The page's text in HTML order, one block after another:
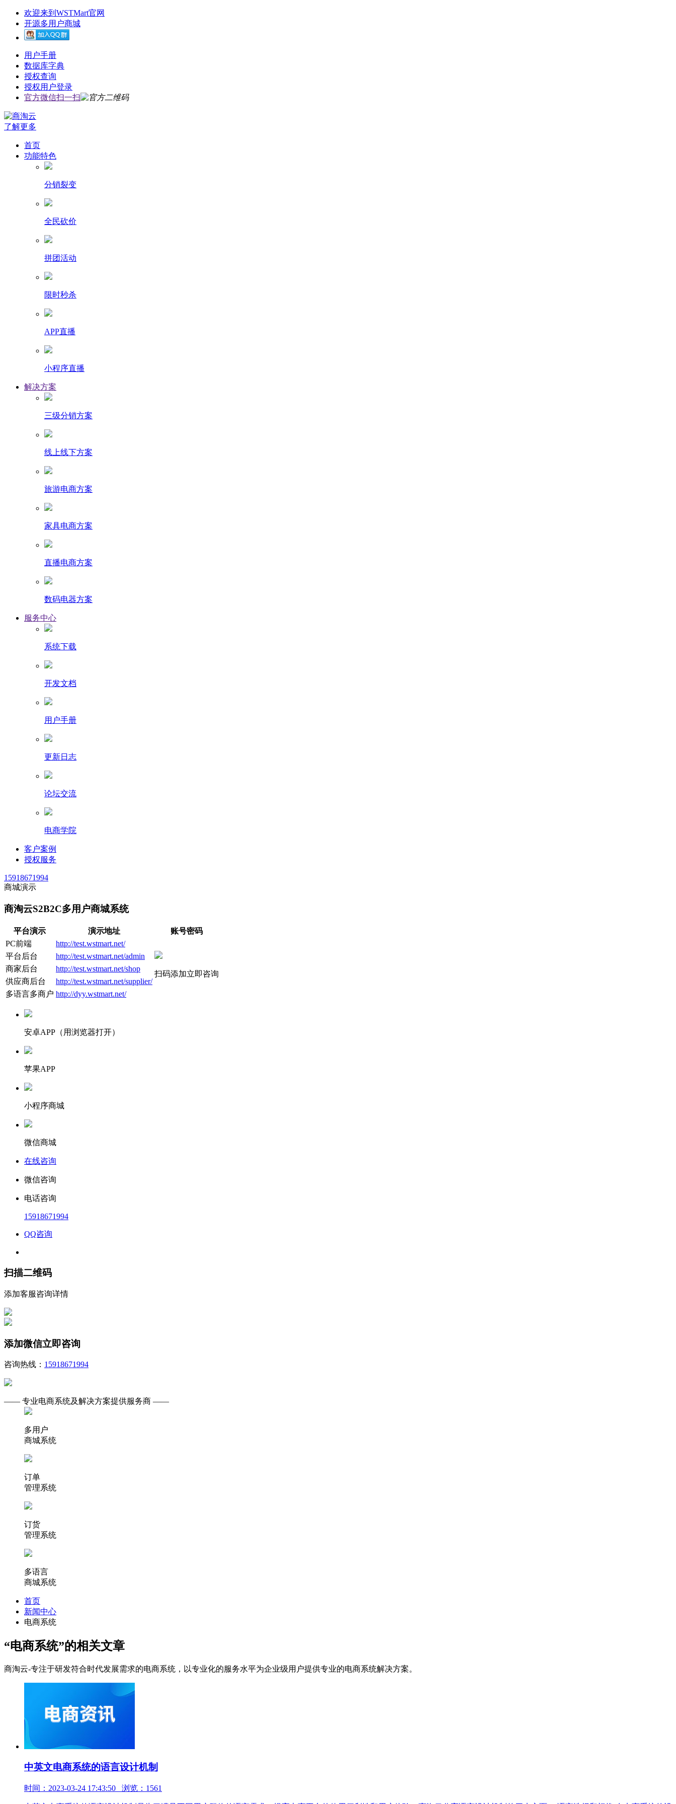
欢迎来到WSTMart官网
开源多用户商城
用户手册
数据库字典
授权查询
授权用户登录
官方微信扫一扫
了解更多
首页
功能特色
分销裂变
全民砍价
拼团活动
限时秒杀
APP直播
小程序直播
解决方案
三级分销方案
线上线下方案
旅游电商方案
家具电商方案
直播电商方案
数码电器方案
服务中心
系统下载
开发文档
用户手册
更新日志
论坛交流
电商学院
客户案例
授权服务
15918671994
商城演示
商淘云S2B2C多用户商城系统
平台演示 演示地址
账号密码
PC前端
http://test.wstmart.net/
扫码添加立即咨询
平台后台
http://test.wstmart.net/admin
商家后台
http://test.wstmart.net/shop
供应商后台
http://test.wstmart.net/supplier/
多语言多商户 http://dyy.wstmart.net/
安卓APP（用浏览器打开）
苹果APP
小程序商城
微信商城
在线咨询
微信咨询
电话咨询
15918671994
QQ咨询
扫描二维码
添加客服咨询详情
添加微信立即咨询
咨询热线： 15918671994
—— 专业电商系统及解决方案提供服务商 ——
多用户
商城系统
订单
管理系统
订货
管理系统
多语言
商城系统
首页
新闻中心
电商系统
“电商系统”的相关文章
商淘云-专注于研发符合时代发展需求的电商系统，以专业化的服务水平为企业级用户提供专业的电商系统解决方案。
中英文电商系统的语言设计机制
时间：2023-03-24 17:43:50 浏览：1561